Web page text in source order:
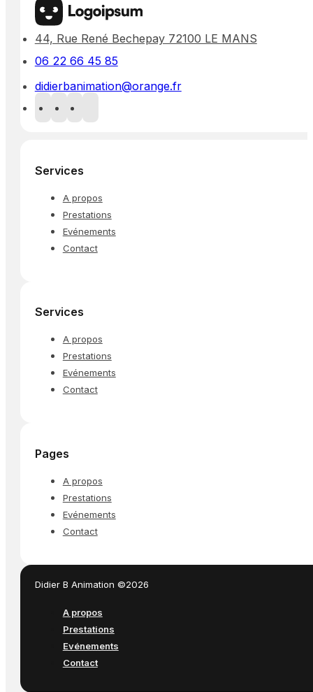
44, Rue René Bechepay 72100 LE MANS
06 22 66 45 85
didierbanimation@orange.fr
Services
A propos
Prestations
Evénements
Contact
Services
A propos
Prestations
Evénements
Contact
Pages
A propos
Prestations
Evénements
Contact
Didier B Animation ©2026
A propos
Prestations
Evénements
Contact